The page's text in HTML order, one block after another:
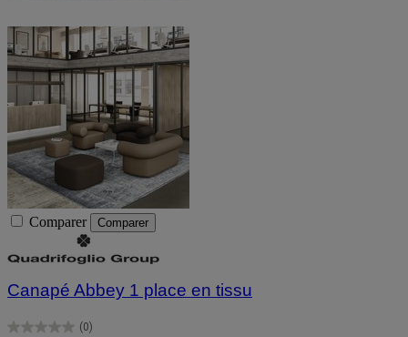
Comparer Comparer
Canapé Abbey 1 place en tissu
(0)